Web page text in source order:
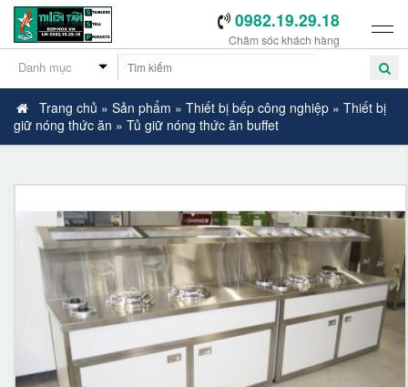
0982.19.29.18
Chăm sóc khách hàng
Trang chủ » Sản phẩm » Thiết bị bếp công nghiệp» Thiết bị
giữ nóng thức ăn » Tủ giữ nóng thức ăn buffet